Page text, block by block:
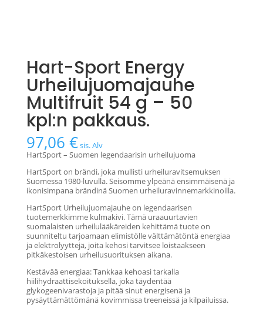
Hart-Sport Energy
Urheilujuomajauhe
Multifruit 54 g – 50
kpl:n pakkaus.
97,06 €sis. Alv
HartSport – Suomen legendaarisin urheilujuoma
HartSport on brändi, joka mullisti urheiluravitsemuksen
Suomessa 1980-luvulla. Seisomme ylpeänä ensimmäisenä ja
ikonisimpana brändinä Suomen urheiluravinnemarkkinoilla.
HartSport Urheilujuomajauhe on legendaarisen
tuotemerkkimme kulmakivi. Tämä uraauurtavien
suomalaisten urheilulääkäreiden kehittämä tuote on
suunniteltu tarjoamaan elimistölle välttämätöntä energiaa
ja elektrolyyttejä, joita kehosi tarvitsee loistaakseen
pitkäkestoisen urheilusuorituksen aikana.
Kestävää energiaa: Tankkaa kehoasi tarkalla
hiilihydraattisekoituksella, joka täydentää
glykogeenivarastoja ja pitää sinut energisenä ja
pysäyttämättömänä kovimmissa treeneissä ja kilpailuissa.